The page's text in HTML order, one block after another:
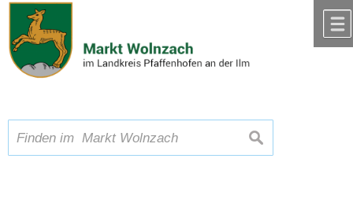
Zum Inhalt,zur Navigation
Schriftgröße A A A suchen